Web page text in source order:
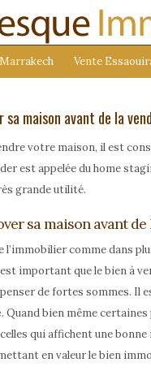
Vente
maison avant de la
votre maison, il est
est appelée du home
grande utilité.
sa maison avant de
l’immobilier comme dans
important que le bien à
de fortes sommes. Il
. Quand bien même
qui affichent une
en valeur le bien